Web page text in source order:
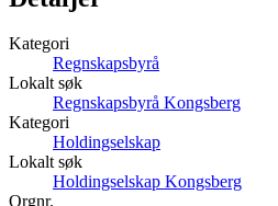
Kategori
Regnskapsbyrå
Lokalt søk
Regnskapsbyrå Kongsberg
Kategori
Holdingselskap
Lokalt søk
Holdingselskap Kongsberg
Orgnr.